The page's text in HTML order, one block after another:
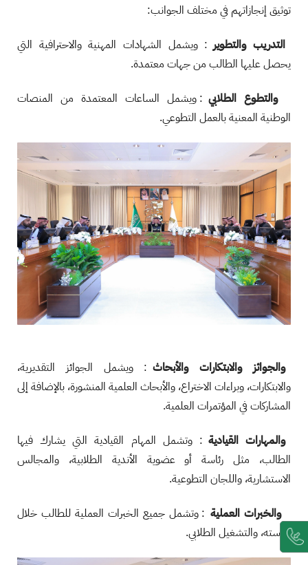
توثيق إنجازاتهم في مختلف الجوانب:
التدريب والتطوير : ويشمل الشهادات المهنية والاحترافية التي
يحصل عليها الطالب من جهات معتمدة.
والتطوع الطلابي : ويشمل الساعات المعتمدة من المنصات
الوطنية المعنية بالعمل التطوعي.
والجوائز والابتكارات والأبحاث : ويشمل الجوائز التقديرية،
والابتكارات، وبراءات الاختراع، والأبحاث العلمية المنشورة، بالإضافة إلى
المشاركات في المؤتمرات العلمية.
والمهارات القيادية : وتشمل المهام القيادية التي يشارك فيها
الطالب، مثل رئاسة أو عضوية الأندية الطلابية، والمجالس
الاستشارية، واللجان التطوعية.
والخبرات العملية : وتشمل جميع الخبرات العملية للطالب خلال
دراسته، والتشغيل الطلابي.